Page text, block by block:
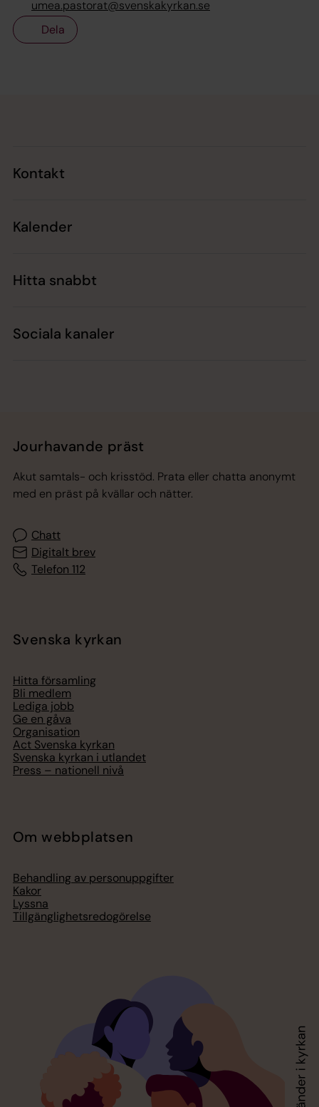
umea.pastorat@svenskakyrkan.se
Dela
Kontakt
Kalender
Hitta snabbt
Sociala kanaler
Jourhavande präst
Akut samtals- och krisstöd. Prata eller chatta anonymt
med en präst på kvällar och nätter.
Chatt
Digitalt brev
Telefon 112
Svenska kyrkan
Hitta församling
Bli medlem
Lediga jobb
Ge en gåva
Organisation
Act Svenska kyrkan
Svenska kyrkan i utlandet
Press – nationell nivå
Om webbplatsen
Behandling av personuppgifter
Kakor
Lyssna
Tillgänglighetsredogörelse